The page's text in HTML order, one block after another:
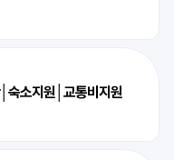
│숙소지원│교통비지원